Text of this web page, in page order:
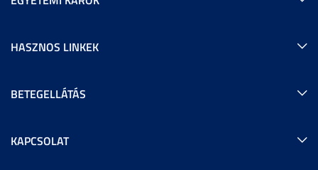
HASZNOS LINKEK
BETEGELLÁTÁS
KAPCSOLAT